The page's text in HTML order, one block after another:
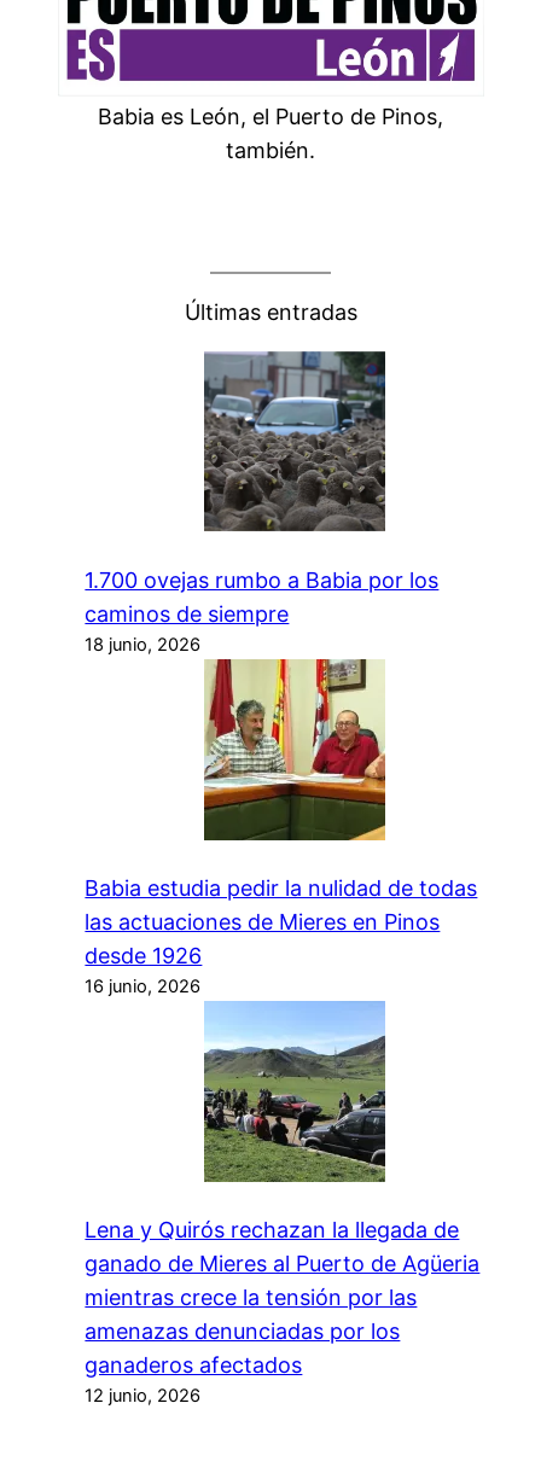
Babia es León, el Puerto de Pinos,
también.
Últimas entradas
1.700 ovejas rumbo a Babia por los
caminos de siempre
18 junio, 2026
Babia estudia pedir la nulidad de todas
las actuaciones de Mieres en Pinos
desde 1926
16 junio, 2026
Lena y Quirós rechazan la llegada de
ganado de Mieres al Puerto de Agüeria
mientras crece la tensión por las
amenazas denunciadas por los
ganaderos afectados
12 junio, 2026